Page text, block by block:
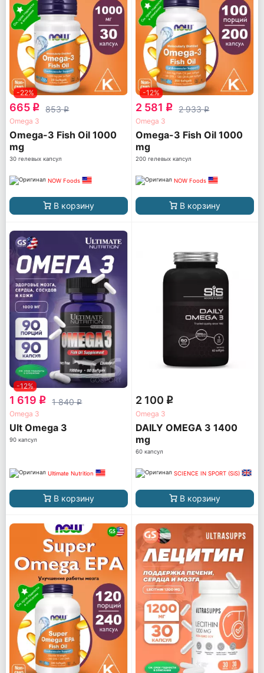
-22%
665 q 853q
Omega 3
Omega-3 Fish Oil 1000
mg
30 гелевых капсул
NOW Foods
В корзину
-12%
2 581 q 2 933q
Omega 3
Omega-3 Fish Oil 1000
mg
200 гелевых капсул
NOW Foods
В корзину
-12%
1 619 q 1 840q
Omega 3
Ult Omega 3
90 капсул
Ultimate Nutrition
В корзину
2 100 q
Omega 3
DAILY OMEGA 3 1400
mg
60 капсул
SCIENCE IN SPORT (SiS)
В корзину